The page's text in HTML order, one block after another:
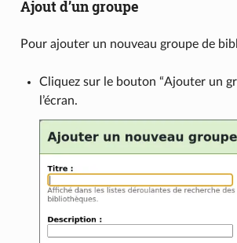
Ajout d’un groupe
Pour ajouter un nouveau groupe de
Cliquez sur le bouton “Ajouter un
l’écran.